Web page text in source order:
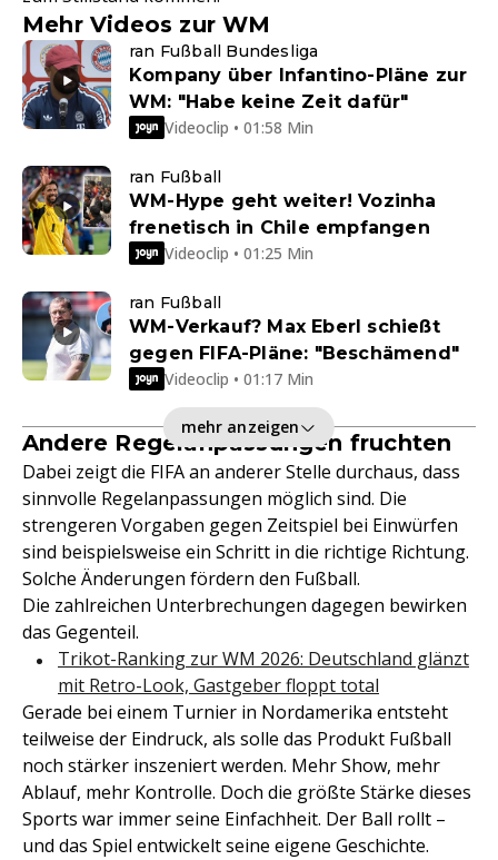
Mehr Videos zur WM
ran Fußball Bundesliga
Kompany über Infantino-Pläne zur
WM: "Habe keine Zeit dafür"
Videoclip • 01:58 Min
ran Fußball
WM-Hype geht weiter! Vozinha
frenetisch in Chile empfangen
Videoclip • 01:25 Min
ran Fußball
WM-Verkauf? Max Eberl schießt
gegen FIFA-Pläne: "Beschämend"
Videoclip • 01:17 Min
mehr anzeigen
Andere Regelanpassungen fruchten
Dabei zeigt die FIFA an anderer Stelle durchaus, dass
sinnvolle Regelanpassungen möglich sind. Die
strengeren Vorgaben gegen Zeitspiel bei Einwürfen
sind beispielsweise ein Schritt in die richtige Richtung.
Solche Änderungen fördern den Fußball.
Die zahlreichen Unterbrechungen dagegen bewirken
das Gegenteil.
Trikot-Ranking zur WM 2026: Deutschland glänzt
mit Retro-Look, Gastgeber floppt total
Gerade bei einem Turnier in Nordamerika entsteht
teilweise der Eindruck, als solle das Produkt Fußball
noch stärker inszeniert werden. Mehr Show, mehr
Ablauf, mehr Kontrolle. Doch die größte Stärke dieses
Sports war immer seine Einfachheit. Der Ball rollt –
und das Spiel entwickelt seine eigene Geschichte.